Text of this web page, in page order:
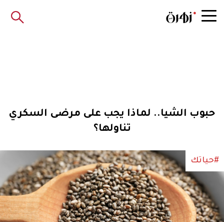
حبوب الشيا.. لماذا يجب على مرضى السكري
تناولها؟
#حياتك